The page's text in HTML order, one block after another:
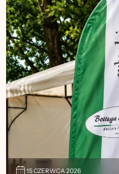
15 CZERWCA 2026